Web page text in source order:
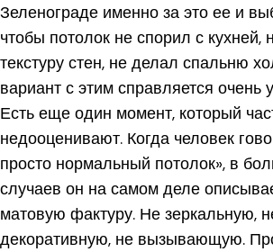
Зеленограде именно за это ее и
чтобы потолок не спорил с кухней,
текстуру стен, не делал спальню
вариант с этим справляется очень
Есть еще один момент, который
недооценивают. Когда человек
просто нормальный потолок», в
случаев он на самом деле
матовую фактуру. Не зеркальную,
декоративную, не вызывающую.